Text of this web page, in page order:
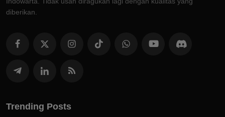
diberikan.
Trending Posts